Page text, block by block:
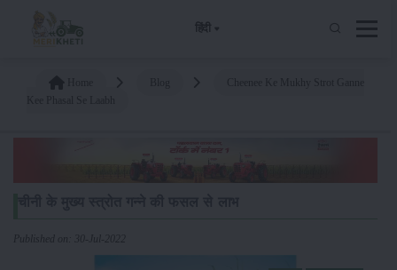
हिंदी
Published on: 30-Jul-2022